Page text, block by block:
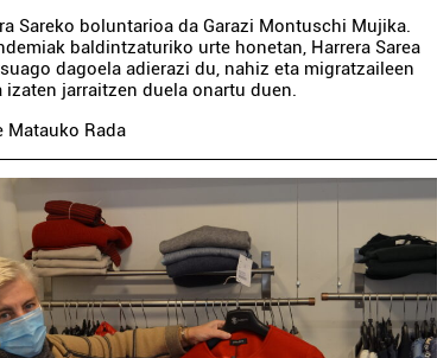
Sareko boluntarioa da Garazi Montuschi Mujika.
baldintzaturiko urte honetan, Harrera Sarea
dagoela adierazi du, nahiz eta migratzaileen
izaten jarraitzen duela onartu duen.
Matauko Rada